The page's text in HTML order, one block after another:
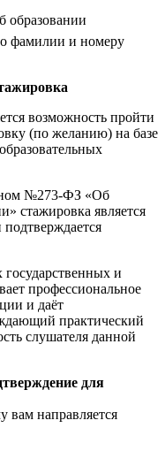
образовании
фамилии и номеру
возможность пройти
(по желанию) на базе
№273-ФЗ «Об
стажировка является
и
профессиональное
и даёт
практический
слушателя данной
для
вам направляется